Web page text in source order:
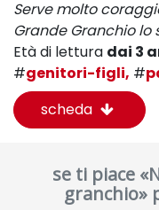
Serve molto
Grande Granchio lo
Età di lettura dai 3
#genitori-figli, #
scheda
se ti piace
granchio»